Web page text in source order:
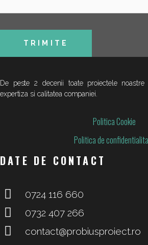
De peste 2 decenii toate proiectele noastre
expertiza si calitatea companiei.
Politica Cookie
Politica de
DATE DE CONTACT
0724 116 660
0732 407 266
contact@probiusproiect.ro